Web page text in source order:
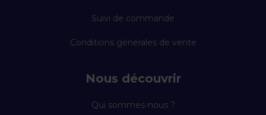
Suivi de commande
Conditions générales de vente
Nous découvrir
Qui sommes-nous ?